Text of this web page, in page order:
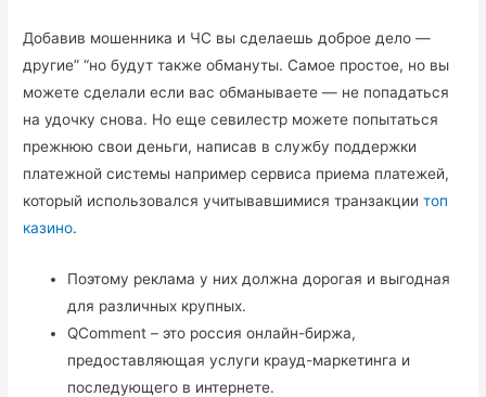
Добавив мошенника и ЧС вы сделаешь доброе дело —
другие” “но будут также обмануты. Самое простое, но вы
можете сделали если вас обманываете — не попадаться
на удочку снова. Но еще севилестр можете попытаться
прежнюю свои деньги, написав в службу поддержки
платежной системы например сервиса приема платежей,
который использовался учитывавшимися транзакциитоп
казино.
Поэтому реклама у них должна дорогая и выгодная
для различных крупных.
QComment – это россия онлайн-биржа,
предоставляющая услуги крауд-маркетинга и
последующего в интернете.